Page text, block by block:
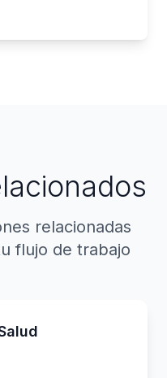
relacionadas
flujo de trabajo